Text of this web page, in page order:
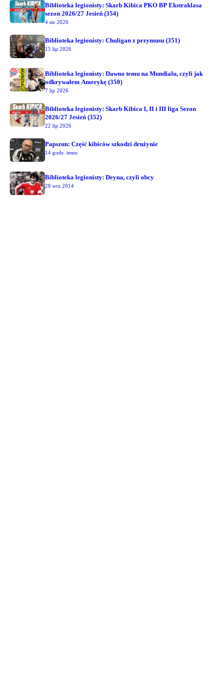
Biblioteka legionisty: Skarb Kibica PKO BP Ekstraklasa
sezon 2026/27 Jesień (354)
4 sie 2026
Biblioteka legionisty: Chuligan z przymusu (351)
15 lip 2026
Biblioteka legionisty: Dawno temu na Mundialu, czyli jak
odkrywałem Amerykę (350)
7 lip 2026
Biblioteka legionisty: Skarb Kibica I, II i III liga Sezon
2026/27 Jesień (352)
22 lip 2026
Papszun: Część kibiców szkodzi drużynie
14 godz. temu
Biblioteka legionisty: Deyna, czyli obcy
28 wrz 2014